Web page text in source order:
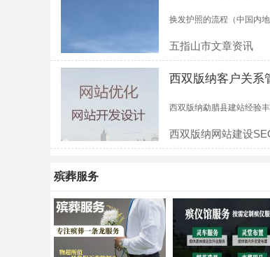
换发护照的流程（中国内
五指山市文章资讯
西双版纳客户关系
西双版纳勐腊县建站经验
西双版纳网站建设
殡葬服务